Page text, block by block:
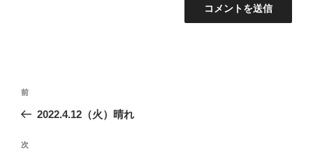
投
ビ
前
の
稿
前
2022.4.12（火）晴れ
次
次